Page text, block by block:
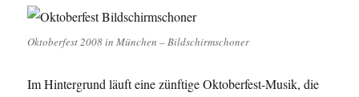
Oktoberfest 2008 in München – Bildschirmschoner
Im Hintergrund läuft eine zünftige Oktoberfest-Musik, die